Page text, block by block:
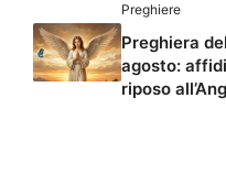
Preghiere
Preghiera
agosto:
riposo